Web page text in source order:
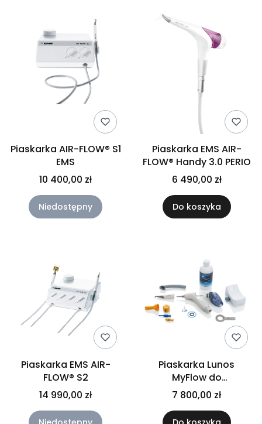
Piaskarka AIR-FLOW® S1
EMS
10 400,00 zł
Niedostępny
Piaskarka EMS AIR-
FLOW® Handy 3.0 PERIO
6 490,00 zł
Do koszyka
Piaskarka EMS AIR-
FLOW® S2
14 990,00 zł
Piaskarka Lunos
MyFlow do
montowania na
szybkozłączkę.
7 800,00 zł